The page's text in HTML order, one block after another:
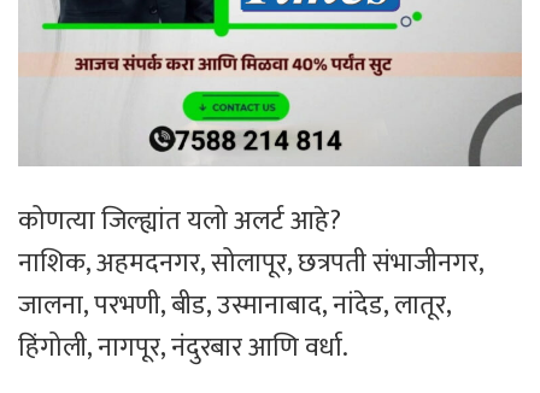
कोणत्या जिल्ह्यांत यलो अलर्ट आहे?
नाशिक, अहमदनगर, सोलापूर, छत्रपती संभाजीनगर,
जालना, परभणी, बीड, उस्मानाबाद, नांदेड, लातूर,
हिंगोली, नागपूर, नंदुरबार आणि वर्धा.